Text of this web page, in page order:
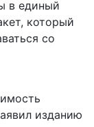
в единый
который
со
изданию